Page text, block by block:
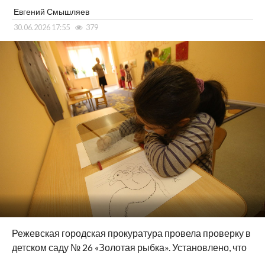
Евгений Смышляев
30.06.2026 17:55 379
Режевская городская прокуратура провела проверку в
детском саду № 26 «Золотая рыбка».Установлено, что